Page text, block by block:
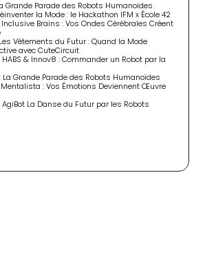
Grande Parade des Robots Humanoïdes
la Mode : le Hackathon IFM x École 42
Brains : Vos Ondes Cérébrales Créent
Vêtements du Futur : Quand la Mode
avec CuteCircuit
& Innov8 : Commander un Robot par la
Grande Parade des Robots Humanoïdes
Mentalista : Vos Émotions Deviennent Œuvre
La Danse du Futur par les Robots